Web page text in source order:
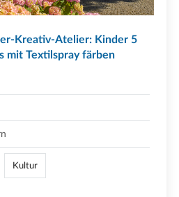
Kreativ-Atelier: Kinder 5
mit Textilspray färben
Kultur